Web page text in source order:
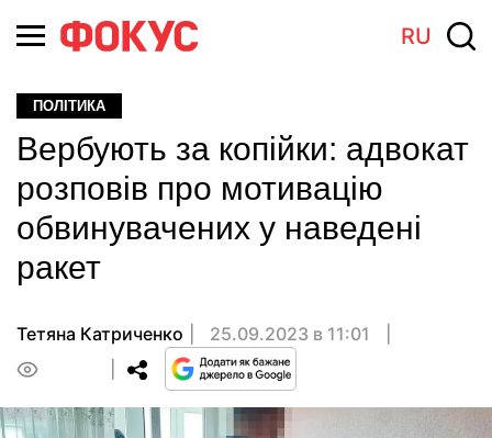
RU
ПОЛІТИКА
Вербують за копійки: адвокат
розповів про мотивацію
обвинувачених у наведені
ракет
Тетяна Катриченко
25.09.2023 в 11:01